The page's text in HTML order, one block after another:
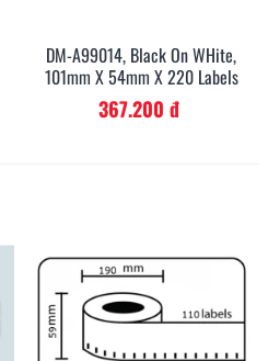
DM-A99014, Black On WHite,
101mm X 54mm X 220 Labels
367.200 đ